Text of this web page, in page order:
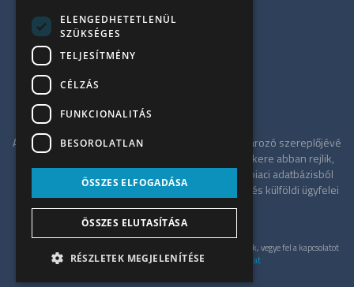
Irodapiaci hírek
Az ÚjIroda a Tower-International tagjaként meghatározó szereplőjévé
vált a budapesti irodapiacnak. Szolgáltatásának sikere abban rejlik,
hogy független tanácsadóként a teljes irodaház-piaci adatbázisból
merítve a legkedvezőbb alkupozíciót kínálja hazai és külföldi ügyfelei
számára.
© UjIroda 2026. Minden jog fenntartva. Konkrét ajánlatért, kérjük, vegye fel a kapcsolatot
velünk személyesen.Adatkezelési szabályzat
ELENGEDHETETLENÜL
SZÜKSÉGES
TELJESÍTMÉNY
CÉLZÁS
FUNKCIONALITÁS
BESOROLATLAN
ÖSSZES ELFOGADÁSA
ÖSSZES ELUTASÍTÁSA
RÉSZLETEK MEGJELENÍTÉSE